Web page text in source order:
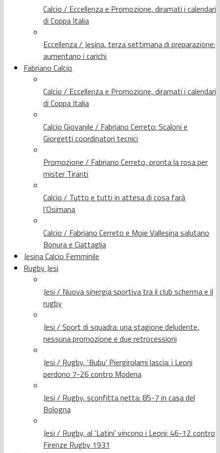
Calcio / Eccellenza e Promozione, diramati i calendari
di Coppa Italia
Eccellenza / Jesina, terza settimana di preparazione:
aumentano i carichi
Fabriano Calcio
Calcio / Eccellenza e Promozione, diramati i calendari
di Coppa Italia
Calcio Giovanile / Fabriano Cerreto: Scaloni e
Giorgetti coordinatori tecnici
Promozione / Fabriano Cerreto, pronta la rosa per
mister Tiranti
Calcio / Tutto e tutti in attesa di cosa farà
l’Osimana
Calcio / Fabriano Cerreto e Moie Vallesina salutano
Bonura e Ciattaglia
Jesina Calcio Femminile
Rugby Jesi
Jesi / Nuova sinergia sportiva tra il club scherma e il
rugby
Jesi / Sport di squadra: una stagione deludente,
nessuna promozione e due retrocessioni
Jesi / Rugby, ‘Bubu’ Piergirolami lascia: i Leoni
perdono 7-26 contro Modena
Jesi / Rugby, sconfitta netta: 85-7 in casa del
Bologna
Jesi / Rugby, al ‘Latini’ vincono i Leoni: 46-12 contro
Firenze Rugby 1931